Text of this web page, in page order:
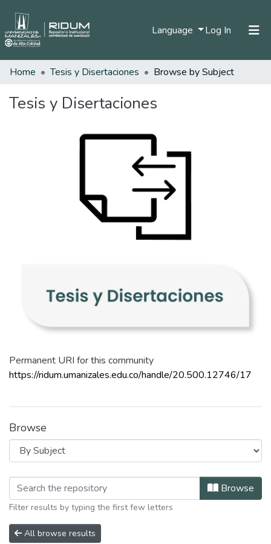
Language Log In (current)
Home Tesis y Disertaciones Browse by Subject
Tesis y Disertaciones
Permanent URI for this community
https://ridum.umanizales.edu.co/handle/20.500.12746/17
Browse
Browsing Tesis y Disertaciones by
Browse
Filter results by typing the first few letters
All browse results